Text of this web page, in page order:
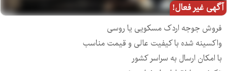
آگهی غیر فعال!
فروش جوجه اردک مسکویی یا روسی
واکسینه شده با کیفیت عالی و قیمت مناسب
با امکان ارسال به سراسر کشور